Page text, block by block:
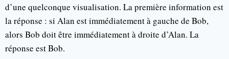
d’une quelconque visualisation. La première information est
la réponse : si Alan est immédiatement à gauche de Bob,
alors Bob doit être immédiatement à droite d’Alan. La
réponse est Bob.